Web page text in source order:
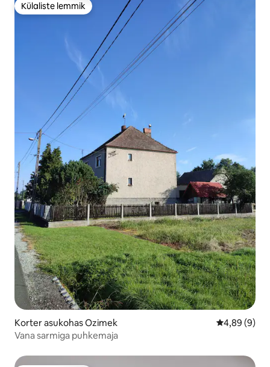
Külaliste lemmik
Külaliste lemmik
Korter asukohas Ozimek Keskmine
4,89 (9)
Vana sarmiga puhkemaja